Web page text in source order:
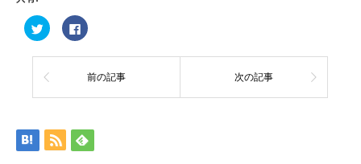
ク
リ
ク
て
Twitter
共
し
い
ウ
Facebook
で
有
る
に
ク
ク
し
て
前の記事 次の記事